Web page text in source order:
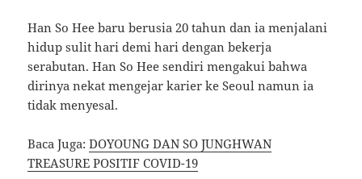
Han So Hee baru berusia 20 tahun dan ia menjalani
hidup sulit hari demi hari dengan bekerja
serabutan. Han So Hee sendiri mengakui bahwa
dirinya nekat mengejar karier ke Seoul namun ia
tidak menyesal.
Baca Juga:DOYOUNG DAN SO JUNGHWAN
TREASURE POSITIF COVID-19